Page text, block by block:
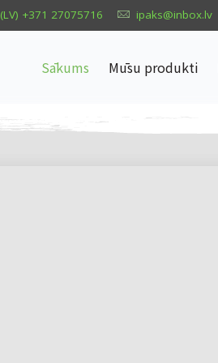
(LV) +371 27075716 ipaks@inbox.lv
Sākums Mūsu produkti